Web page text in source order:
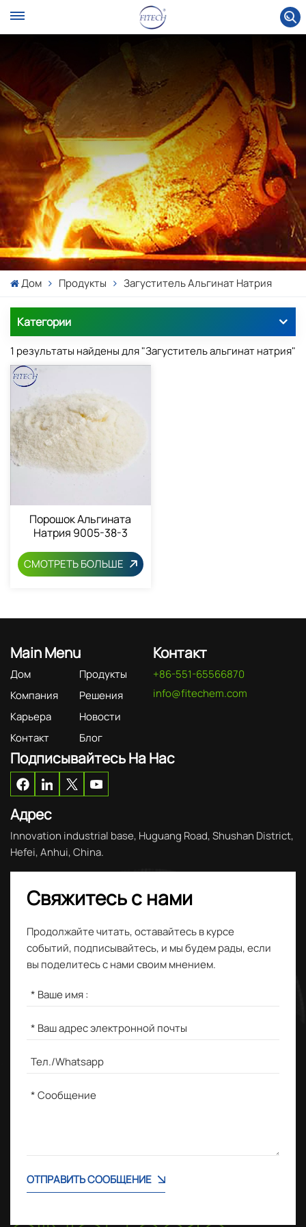
Дом Продукты Загуститель Альгинат Натрия
Категории
1 результаты найдены для "Загуститель альгинат натрия"
Порошок Альгината
Натрия 9005-38-3
СМОТРЕТЬ БОЛЬШЕ
Main Menu
Дом
Продукты
Компания
Решения
Карьера
Новости
Контакт
Блог
Контакт
+86-551-65566870
info@fitechem.com
Подписывайтесь На Нас
Адрес
Innovation industrial base, Huguang Road, Shushan District,
Hefei, Anhui, China.
Свяжитесь с нами
Продолжайте читать, оставайтесь в курсе
событий, подписывайтесь, и мы будем рады, если
вы поделитесь с нами своим мнением.
ОТПРАВИТЬ СООБЩЕНИЕ